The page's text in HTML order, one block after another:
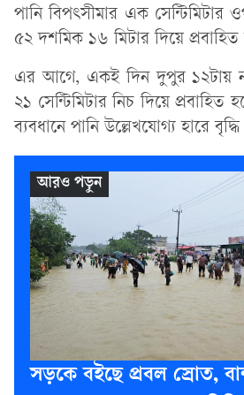
পানি বিপৎসীমার এক সেন্টিমিটার
৫২ দশমিক ১৬ মিটার দিয়ে প্রবাহিত
এর আগে, একই দিন দুপুর ১২টায়
২১ সেন্টিমিটার নিচ দিয়ে প্রবাহিত
ব্যবধানে পানি উল্লেখযোগ্য হারে
সড়কে বইছে প্রবল স্রোত,